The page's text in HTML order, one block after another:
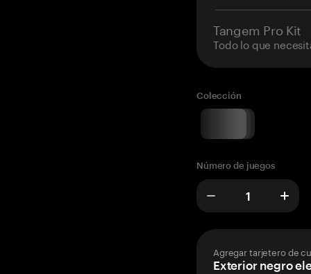
Tangem Pro Kit
Todo lo que
Colección
Número de juegos
Agregar tarjetero de
Exterior negro